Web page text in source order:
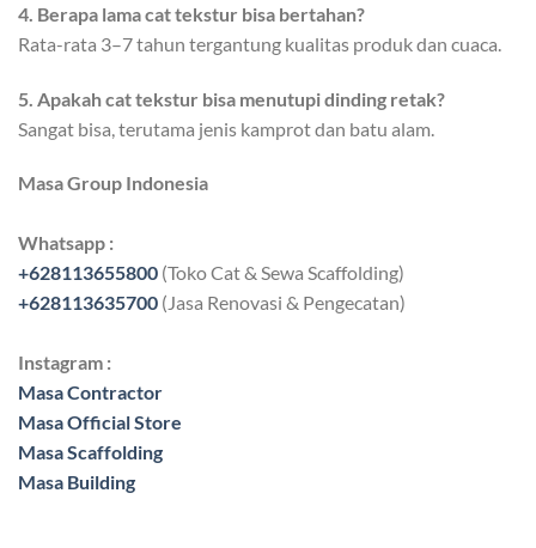
4. Berapa lama cat tekstur bisa bertahan?
Rata-rata 3–7 tahun tergantung kualitas produk dan cuaca.
5. Apakah cat tekstur bisa menutupi dinding retak?
Sangat bisa, terutama jenis kamprot dan batu alam.
Masa Group Indonesia
Whatsapp :
+628113655800 (Toko Cat & Sewa Scaffolding)
+628113635700 (Jasa Renovasi & Pengecatan)
Instagram :
Masa Contractor
Masa Official Store
Masa Scaffolding
Masa Building